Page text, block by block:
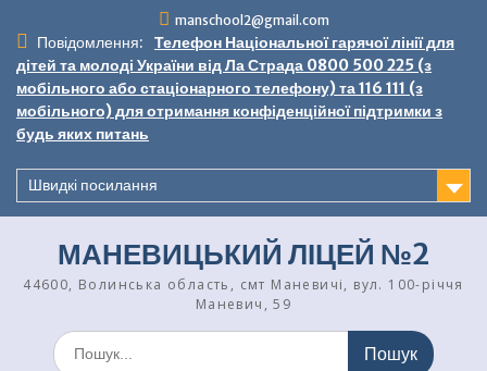
вмісту
manschool2@gmail.com
Повідомлення:
Телефон Національної гарячої лінії для
дітей та молоді України від Ла Страда 0800 500 225 (з
мобільного або стаціонарного телефону) та 116 111 (з
мобільного) для отримання конфіденційної підтримки з
будь яких питань
Швидкі посилання
МАНЕВИЦЬКИЙ ЛІЦЕЙ №2
44600, Волинська область, смт Маневичі, вул. 100-річчя
Маневич, 59
Шукати: